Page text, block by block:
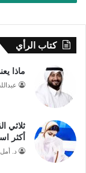
كتاب الرأي
ماذا
ثلاثي
أكثر
د.